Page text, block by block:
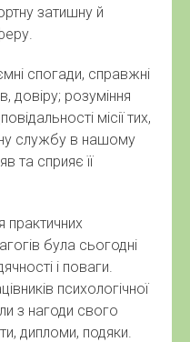
затишну й
спогади, справжні
довіру; розуміння
місії тих,
службу в нашому
та сприяє її
практичних
була сьогодні
і поваги.
психологічної
з нагоди свого
дипломи, подяки.